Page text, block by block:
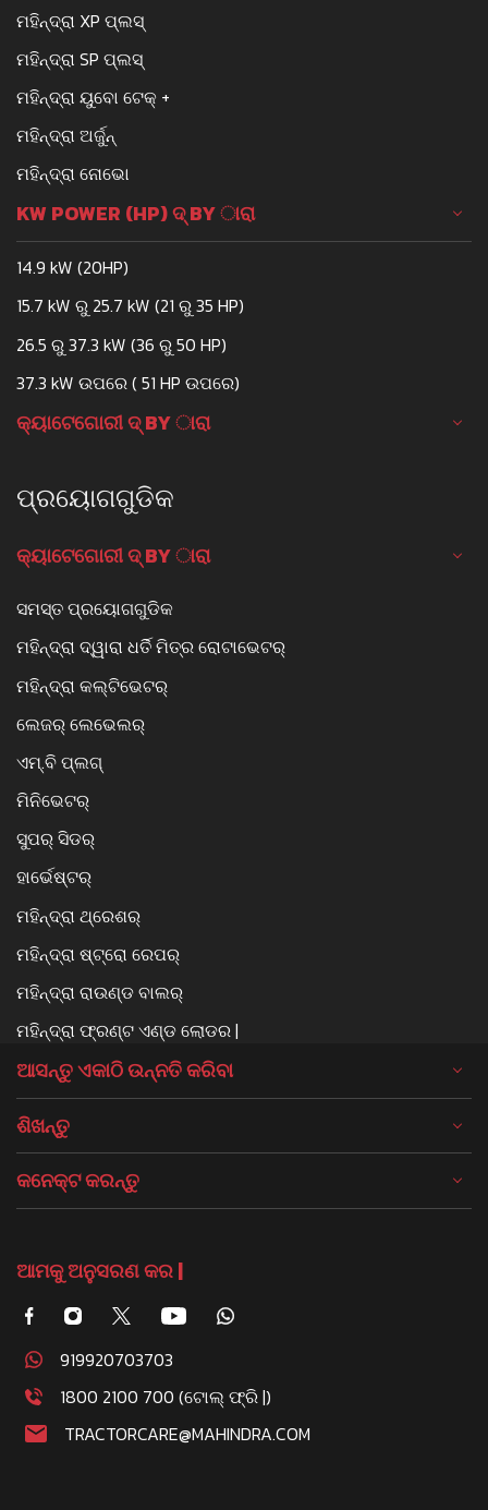
ମହିନ୍ଦ୍ରା XP ପ୍ଲସ୍
ମହିନ୍ଦ୍ରା SP ପ୍ଲସ୍
ମହିନ୍ଦ୍ରା ୟୁବୋ ଟେକ୍ +
ମହିନ୍ଦ୍ରା ଅର୍ଜୁନ୍
ମହିନ୍ଦ୍ରା ନୋଭୋ
KW POWER (HP) ଦ୍ BY ାରା
14.9 kW (20HP)
15.7 kW ରୁ 25.7 kW (21 ରୁ 35 HP)
26.5 ରୁ 37.3 kW (36 ରୁ 50 HP)
37.3 kW ଉପରେ ( 51 HP ଉପରେ)
କ୍ୟାଟେଗୋରୀ ଦ୍ BY ାରା
ପ୍ରୟୋଗଗୁଡିକ
କ୍ୟାଟେଗୋରୀ ଦ୍ BY ାରା
ସମସ୍ତ ପ୍ରୟୋଗଗୁଡିକ
ମହିନ୍ଦ୍ରା ଦ୍ୱାରା ଧର୍ତି ମିତ୍ର ରୋଟାଭେଟର୍
ମହିନ୍ଦ୍ରା କଲ୍ଟିଭେଟର୍
ଲେଜର୍ ଲେଭେଲର୍
ଏମ୍.ବି ପ୍ଲଗ୍
ମିନିଭେଟର୍
ସୁପର୍ ସିଡର୍
ହାର୍ଭେଷ୍ଟର୍
ମହିନ୍ଦ୍ରା ଥ୍ରେଶର୍
ମହିନ୍ଦ୍ରା ଷ୍ଟ୍ରୋ ରେପର୍
ମହିନ୍ଦ୍ରା ରାଉଣ୍ଡ ବାଲର୍
ମହିନ୍ଦ୍ରା ଫ୍ରଣ୍ଟ ଏଣ୍ଡ ଲୋଡର |
ଆସନ୍ତୁ ଏକାଠି ଉନ୍ନତି କରିବା
ଶିଖନ୍ତୁ
କନେକ୍ଟ କରନ୍ତୁ
ଆମକୁ ଅନୁସରଣ କର |
919920703703
1800 2100 700 (ଟୋଲ୍ ଫ୍ରି |)
TRACTORCARE@MAHINDRA.COM